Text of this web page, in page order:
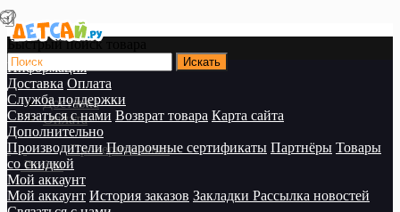
Быстрый поиск товара
Доставка
Оплата
Проверить заказ
Войти
Информация
Доставка Оплата
Служба поддержки
Связаться с нами Возврат товара Карта сайта
Дополнительно
Производители Подарочные сертификаты Партнёры Товары
со скидкой
Мой аккаунт
Мой аккаунт История заказов Закладки Рассылка новостей